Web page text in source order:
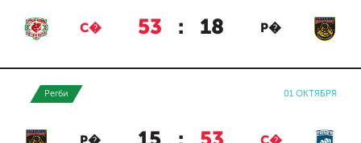
С� 53 : 18 Р�
Регби 01 ОКТЯБРЯ